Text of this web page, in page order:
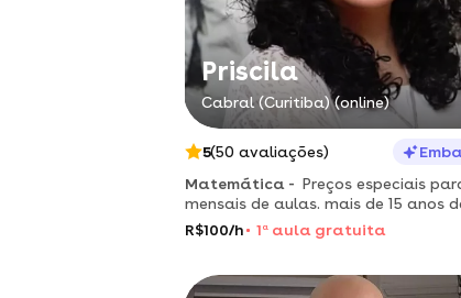
Priscila
Cabral (Curitiba) (online)
5(50 avaliações)
Matemática - Preços especiais
mensais de aulas. mais de 15 anos
experiência.
R$100/h 1 a aula gratuita